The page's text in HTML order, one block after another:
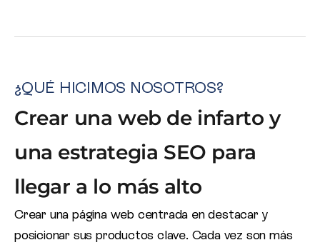
¿QUÉ HICIMOS NOSOTROS?
Crear una web de infarto y
una estrategia SEO para
llegar a lo más alto
Crear una página web centrada en destacar y
posicionar sus productos clave. Cada vez son más